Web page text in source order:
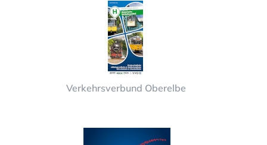
Verkehrsverbund Oberelbe